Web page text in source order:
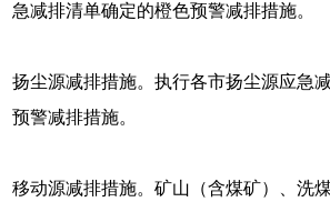
急减排清单确定的橙色预警减排措施。
扬尘源减排措施。执行各市扬尘源应急
预警减排措施。
移动源减排措施。矿山（含煤矿）、洗